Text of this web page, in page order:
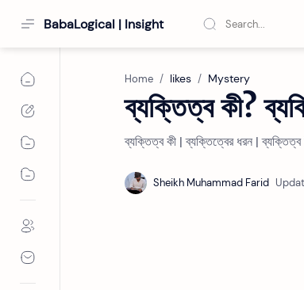
BabaLogical | Insight
Home likes Mystery
ব্যক্তিত্ব কী?
ব্যক্তিত্ব কী | ব্যক্তিত্বের ধরন | ব্যক্তিত্ব